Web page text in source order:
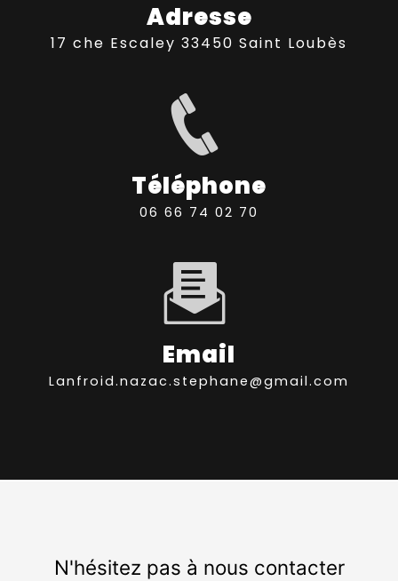
Adresse
17 che Escaley 33450 Saint Loubès
Téléphone
06 66 74 02 70
Email
lanfroid.nazac.stephane@gmail.com
N'hésitez pas à nous contacter